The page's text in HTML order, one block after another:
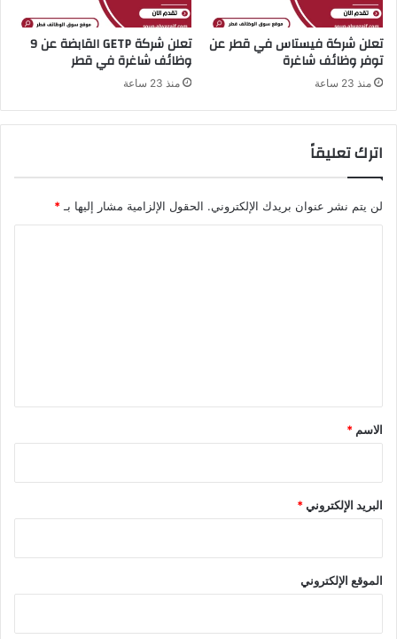
ف
ر
ص
ع
م
م
ي
ة
تعلن شركة فيستاس في قطر عن
توفر وظائف شاغرة
منذ 23 ساعة
تعلن شركة GETP القابضة عن 9
وظائف شاغرة في قطر
منذ 23 ساعة
اترك تعليقاً
لن يتم نشر عنوان بريدك الإلكتروني. الحقول الإلزامية مشار إليها بـ*
*
الاسم *
البريد الإلكتروني*
الموقع الإلكتروني